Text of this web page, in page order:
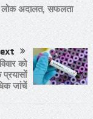
लोक अदालत, सफलता
को
जांचें